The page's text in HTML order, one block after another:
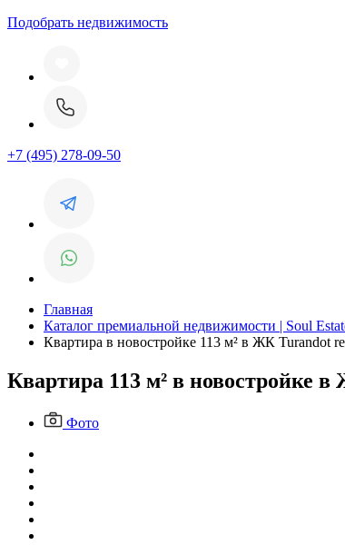
Подобрать недвижимость
+7 (495) 278-09-50
Главная
Каталог премиальной недвижимости | Soul
Квартира в новостройке 113 м² в ЖК Turandot
Квартира 113 м² в новостройке
Фото